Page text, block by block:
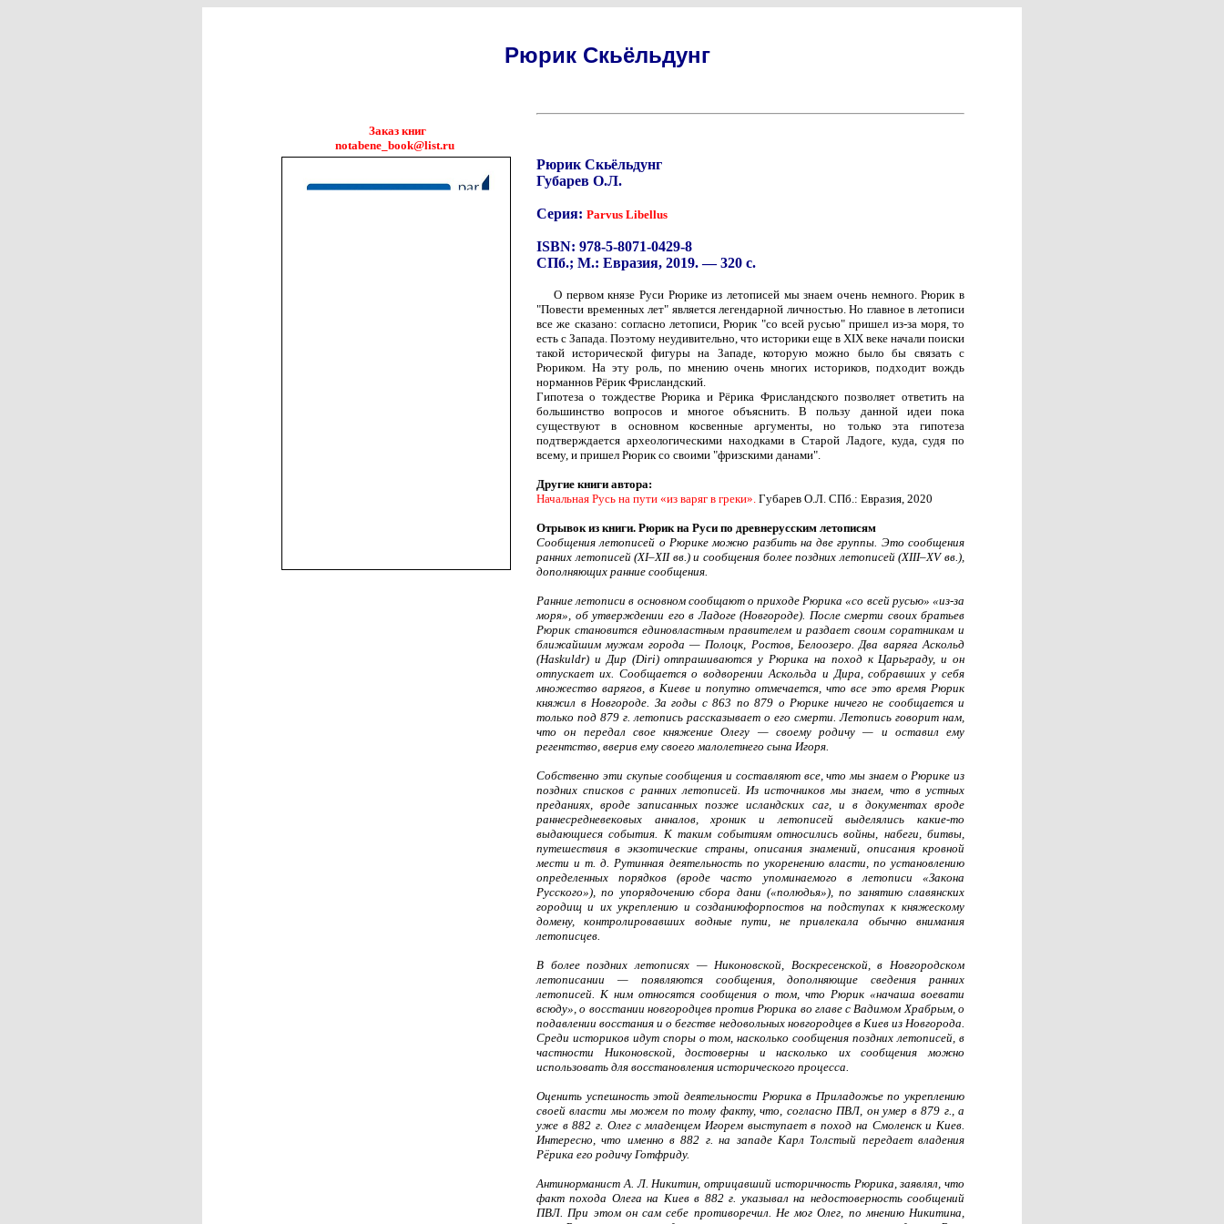
Рюрик Скьёльдунг
Заказ книг
notabene_book@list.ru
Рюрик Скьёльдунг
Губарев О.Л.
Серия: Parvus Libellus
ISBN: 978-5-8071-0429-8
СПб.; М.: Евразия, 2019. — 320 с.
О первом князе Руси Рюрике из летописей мы знаем очень немного. Рюрик в
"Повести временных лет" является легендарной личностью. Но главное в летописи
все же сказано: согласно летописи, Рюрик "со всей русью" пришел из-за моря, то
есть с Запада. Поэтому неудивительно, что историки еще в XIX веке начали поиски
такой исторической фигуры на Западе, которую можно было бы связать с
Рюриком. На эту роль, по мнению очень многих историков, подходит вождь
норманнов Рёрик Фрисландский.
Гипотеза о тождестве Рюрика и Рёрика Фрисландского позволяет ответить на
большинство вопросов и многое объяснить. В пользу данной идеи пока
существуют в основном косвенные аргументы, но только эта гипотеза
подтверждается археологическими находками в Старой Ладоге, куда, судя по
всему, и пришел Рюрик со своими "фризскими данами".
Другие книги автора:
Начальная Русь на пути «из варяг в греки». Губарев О.Л. СПб.: Евразия, 2020
Отрывок из книги. Рюрик на Руси по древнерусским летописям
Сообщения летописей о Рюрике можно разбить на две группы. Это сообщения
ранних летописей (XI–XII вв.) и сообщения более поздних летописей (XIII–XV вв.),
дополняющих ранние сообщения.
Ранние летописи в основном сообщают о приходе Рюрика «со всей русью» «из-за
моря», об утверждении его в Ладоге (Новгороде). После смерти своих братьев
Рюрик становится единовластным правителем и раздает своим соратникам и
ближайшим мужам города — Полоцк, Ростов, Белоозеро. Два варяга Аскольд
(Haskuldr) и Дир (Diri) отпрашиваются у Рюрика на поход к Царьграду, и он
отпускает их. Сообщается о водворении Аскольда и Дира, собравших у себя
множество варягов, в Киеве и попутно отмечается, что все это время Рюрик
княжил в Новгороде. За годы с 863 по 879 о Рюрике ничего не сообщается и
только под 879 г. летопись рассказывает о его смерти. Летопись говорит нам,
что он передал свое княжение Олегу — своему родичу — и оставил ему
регентство, вверив ему своего малолетнего сына Игоря.
Собственно эти скупые сообщения и составляют все, что мы знаем о Рюрике из
поздних списков с ранних летописей. Из источников мы знаем, что в устных
преданиях, вроде записанных позже исландских саг, и в документах вроде
раннесредневековых анналов, хроник и летописей выделялись какие-то
выдающиеся события. К таким событиям относились войны, набеги, битвы,
путешествия в экзотические страны, описания знамений, описания кровной
мести и т. д. Рутинная деятельность по укоренению власти, по установлению
определенных порядков (вроде часто упоминаемого в летописи «Закона
Русского»), по упорядочению сбора дани («полюдья»), по занятию славянских
городищ и их укреплению и созданиюфорпостов на подступах к княжескому
домену, контролировавших водные пути, не привлекала обычно внимания
летописцев.
В более поздних летописях — Никоновской, Воскресенской, в Новгородском
летописании — появляются сообщения, дополняющие сведения ранних
летописей. К ним относятся сообщения о том, что Рюрик «начаша воевати
всюду», о восстании новгородцев против Рюрика во главе с Вадимом Храбрым, о
подавлении восстания и о бегстве недовольных новгородцев в Киев из Новгорода.
Среди историков идут споры о том, насколько сообщения поздних летописей, в
частности Никоновской, достоверны и насколько их сообщения можно
использовать для восстановления исторического процесса.
Оценить успешность этой деятельности Рюрика в Приладожье по укреплению
своей власти мы можем по тому факту, что, согласно ПВЛ, он умер в 879 г., а
уже в 882 г. Олег с младенцем Игорем выступает в поход на Смоленск и Киев.
Интересно, что именно в 882 г. на западе Карл Толстый передает владения
Рёрика его родичу Готфриду.
Антинорманист А. Л. Никитин, отрицавший историчность Рюрика, заявлял, что
факт похода Олега на Киев в 882 г. указывал на недостоверность сообщений
ПВЛ. При этом он сам себе противоречил. Не мог Олег, по мнению Никитина,